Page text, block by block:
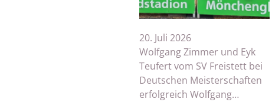
20. Juli 2026
Wolfgang Zimmer und Eyk
Teufert vom SV Freistett bei
Deutschen Meisterschaften
erfolgreich Wolfgang…